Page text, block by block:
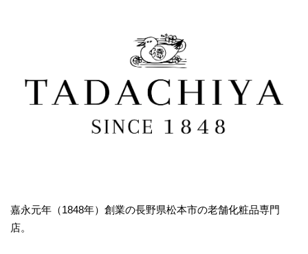
嘉永元年（1848年）創業の長野県松本市の老舗化粧品専門
店。